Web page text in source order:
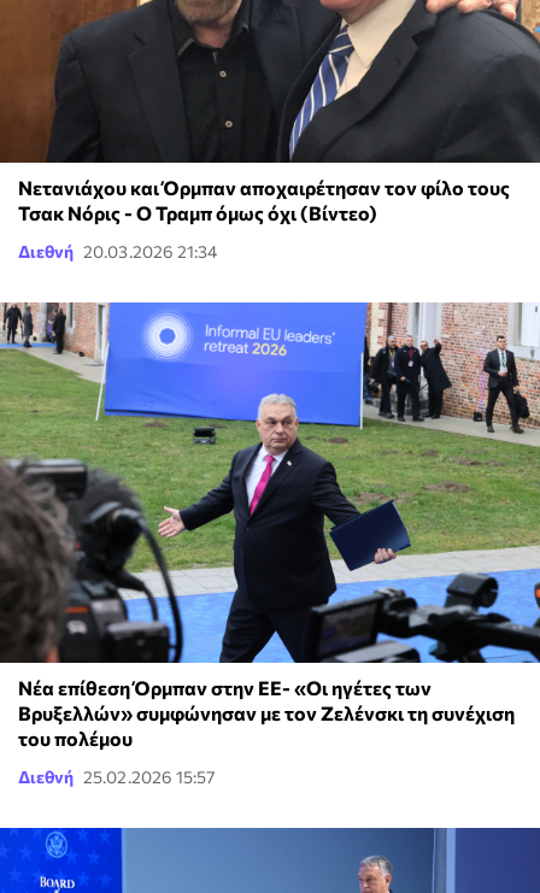
Νετανιάχου και Όρμπαν αποχαιρέτησαν τον φίλο τους
Τσακ Νόρις - Ο Τραμπ όμως όχι (Βίντεο)
Διεθνή 20.03.2026 21:34
Νέα επίθεση Όρμπαν στην EE- «Οι ηγέτες των
Βρυξελλών» συμφώνησαν με τον Ζελένσκι τη συνέχιση
του πολέμου
Διεθνή 25.02.2026 15:57